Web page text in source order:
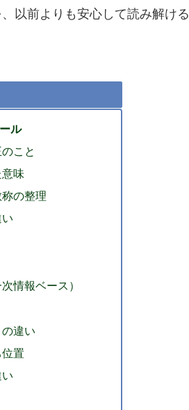
以前よりも安心して読み解ける
ル
こと
味
の整理
情報ベース）
違い
置